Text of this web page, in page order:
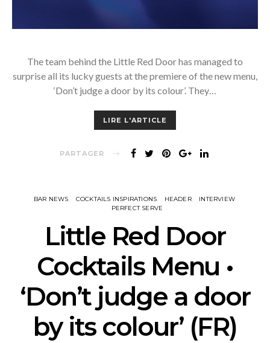
The team behind the Little Red Door has managed to
surprise all its lucky guests at the premiere of the new menu,
‘Don’t judge a door by its colour’. They…
LIRE L'ARTICLE
PARTAGER
BAR NEWS COCKTAILS INSPIRATIONS HEADER
INTERVIEW
PERFECT SERVE
Little Red Door
Cocktails Menu •
‘Don’t judge a door
by its colour’ (FR)